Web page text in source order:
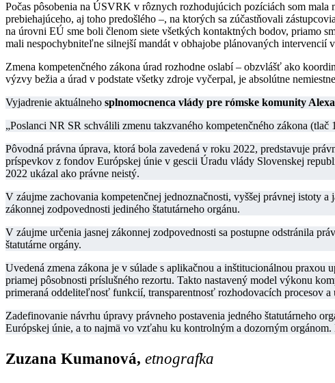
Počas pôsobenia na ÚSVRK v rôznych rozhodujúcich pozíciách som
prebiehajúceho, aj toho predošlého –, na ktorých sa zúčastňovali
na úrovni EÚ sme boli členom siete všetkých kontaktných bodov, priamo
mali nespochybniteľne silnejší mandát v obhajobe plánovaných
Zmena kompetenčného zákona úrad rozhodne oslabí – obzvlášť ako
výzvy bežia a úrad v podstate všetky zdroje vyčerpal, je absolútne
Vyjadrenie aktuálneho splnomocnenca vlády pre rómske komunity
„Poslanci NR SR schválili zmenu takzvaného kompetenčného zákona
Pôvodná právna úprava, ktorá bola zavedená v roku 2022, predstavuje
príspevkov z fondov Európskej únie v gescii Úradu vlády Slovenskej
2022 ukázal ako právne neistý.
V záujme zachovania kompetenčnej jednoznačnosti, vyššej právnej istoty
zákonnej zodpovednosti jediného štatutárneho orgánu.
V záujme určenia jasnej zákonnej zodpovednosti sa postupne odstránila
štatutárne orgány.
Uvedená zmena zákona je v súlade s aplikačnou a inštitucionálnou praxou
priamej pôsobnosti príslušného rezortu. Takto nastavený model výkonu
primeraná oddeliteľnosť funkcií, transparentnosť rozhodovacích procesov
Zadefinovanie návrhu úpravy právneho postavenia jedného štatutárneho
Európskej únie, a to najmä vo vzťahu ku kontrolným a dozorným
Zuzana Kumanová, etnografka